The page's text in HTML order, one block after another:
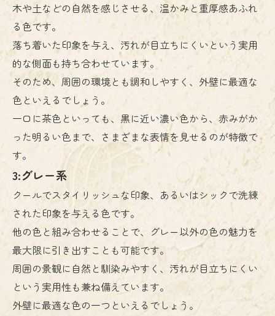
木や土などの自然を感じさせる、温かみと重厚感あふれ
る色です。
落ち着いた印象を与え、汚れが目立ちにくいという実用
的な側面も持ち合わせています。
そのため、周囲の環境とも調和しやすく、外壁に最適な
色といえるでしょう。
一口に茶色といっても、黒に近い濃い色から、赤みがか
った明るい色まで、さまざまな表情を見せるのが特徴で
す。
3:グレー系
クールでスタイリッシュな印象、あるいはシックで洗練
された印象を与える色です。
他の色と組み合わせることで、グレー以外の色の魅力を
最大限に引き出すことも可能です。
周囲の景観に自然と馴染みやすく、汚れが目立ちにくい
という実用性も兼ね備えています。
外壁に最適な色の一つといえるでしょう。